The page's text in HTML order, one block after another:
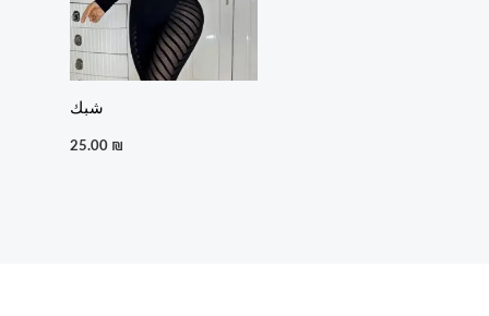
شبك
25.00 ₪